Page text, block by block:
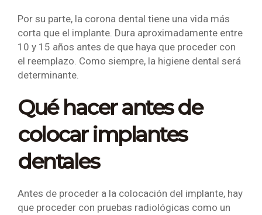
Por su parte, la corona dental tiene una vida más
corta que el implante. Dura aproximadamente entre
10 y 15 años antes de que haya que proceder con
el reemplazo. Como siempre, la higiene dental será
determinante.
Qué hacer antes de
colocar implantes
dentales
Antes de proceder a la colocación del implante, hay
que proceder con pruebas radiológicas como un